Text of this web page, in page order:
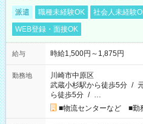
派遣 職種未経験OK 社会人未経験
WEB登録・面接OK
給与 時給1,500円～1,875円
勤務地
川崎市中原区
武蔵小杉駅から徒歩5分 /
ら徒歩5分 / …
■物流センターなど ■勤